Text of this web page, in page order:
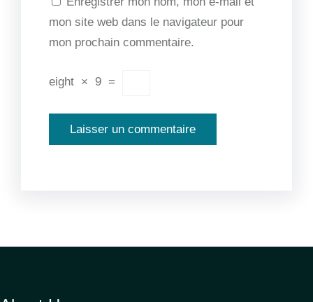
mon site web dans le navigateur pour
mon prochain commentaire.
eight × 9 =